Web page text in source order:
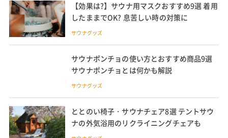
【効果は?】サウナ用マスクおすすめ9選 着用
したままでOK? 息苦しい時の対策に
サウナグッズ
サウナポンチョの使い方とおすすめ商品9選
サウナポンチョとは何かも解説
サウナグッズ
ととのい椅子・サウナチェア8選 テントサウ
ナの外気浴用のリクライニングチェアも